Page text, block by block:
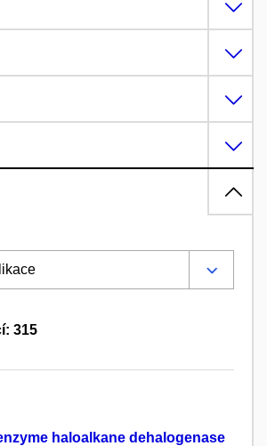
315
haloalkane dehalogenase